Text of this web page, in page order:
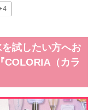
を試したい方へお
COLORIA（カラ